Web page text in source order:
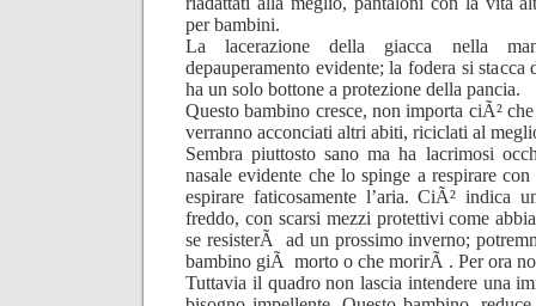
per bambini.
La lacerazione della giacca nella
depauperamento evidente; la fodera si
ha un solo bottone a protezione della pancia.
Questo bambino cresce, non importa ciÃ²
verranno acconciati altri abiti, riciclati al
Sembra piuttosto sano ma ha lacrimosi
nasale evidente che lo spinge a respirare
espirare faticosamente l’aria. CiÃ² indica
freddo, con scarsi mezzi protettivi come
se resisterÃ ad un prossimo inverno;
bambino giÃ morto o che morirÃ . Per ora
Tuttavia il quadro non lascia intendere una